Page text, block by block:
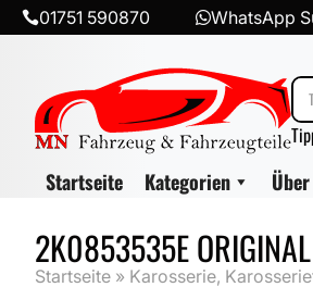
01751 590870 WhatsApp
Startseite Kategorien
2K0853535E
Startseite » Karosserie,